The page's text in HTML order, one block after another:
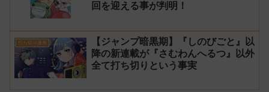
回を迎える事が判明！
打ち切り漫画
【ジャンプ暗黒期】『しのびごと』以
降の新連載が『さむわんへるつ』以外
全て打ち切りという事実